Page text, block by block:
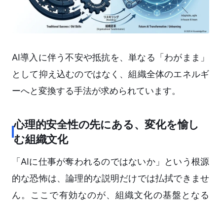
AI導入に伴う不安や抵抗を、単なる「わがまま」
として抑え込むのではなく、組織全体のエネルギ
ーへと変換する手法が求められています。
心理的安全性の先にある、変化を愉し
む組織文化
「AIに仕事が奪われるのではないか」という根源
的な恐怖は、論理的な説明だけでは払拭できませ
ん。ここで有効なのが、組織文化の基盤となる